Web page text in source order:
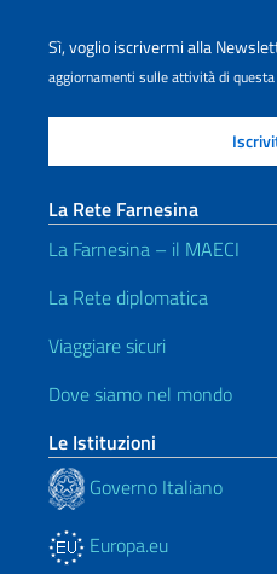
Sì, voglio iscrivermi alla
aggiornamenti sulle attività di
La Rete Farnesina
La Farnesina – il MAECI
La Rete diplomatica
Viaggiare sicuri
Dove siamo nel mondo
Le Istituzioni
Governo Italiano
Europa.eu